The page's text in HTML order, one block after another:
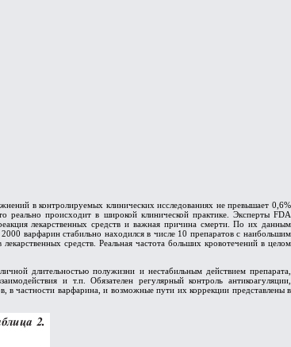
в контролируемых клинических исследованиях не превышает 0,6%
реально происходит в широкой клинической практике. Эксперты FDA
лекарственных средств и важная причина смерти. По их данным
варфарин стабильно находился в числе 10 препаратов с наибольшим
средств. Реальная частота больших кровотечений в целом
длительностью полужизни и нестабильным действием препарата,
и т.п. Обязателен регулярный контроль антикоагуляции,
частности варфарина, и возможные пути их коррекции представлены в